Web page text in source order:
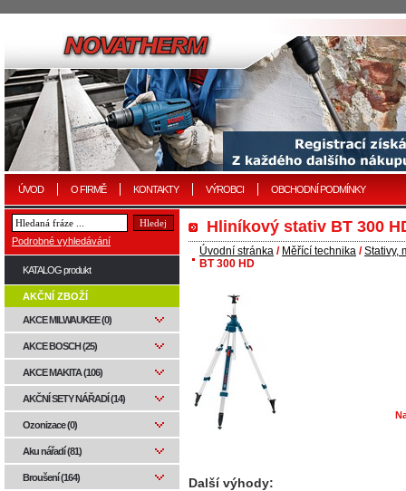
ÚVOD O FIRMĚ KONTAKTY VÝROBCI OBCHODNÍ PODMÍNKY
Hliníkový stativ BT 300
Úvodní stránka / Měřící technika /Stativy,
BT 300 HD
Další výhody:
Podrobné vyhledávání
KATALOG produkt
AKČNÍ ZBOŽÍ
AKCE MILWAUKEE (0)
AKCE BOSCH (25)
AKCE MAKITA (106)
AKČNÍ SETY NÁŘADÍ (14)
Ozonizace (0)
Aku nářadí (81)
Broušení (164)